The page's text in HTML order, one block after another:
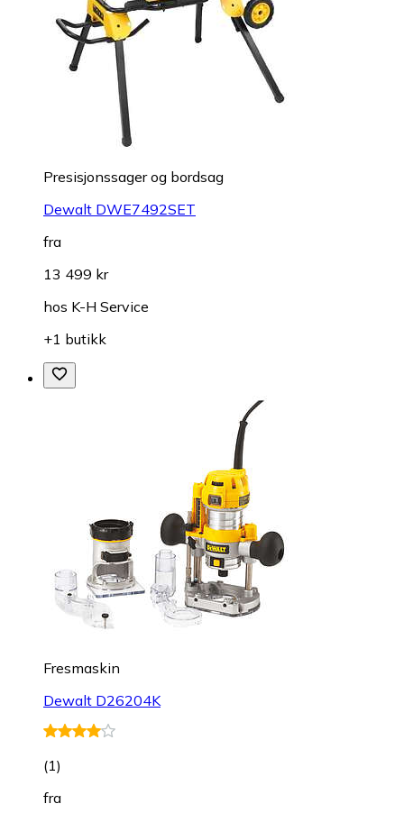
Presisjonssager og bordsag
Dewalt DWE7492SET
fra
13 499 kr
hos K-H Service
+1 butikk
Fresmaskin
Dewalt D26204K
(1)
fra